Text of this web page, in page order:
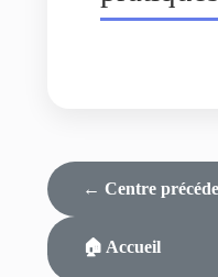
← Centre
🏠 Accueil